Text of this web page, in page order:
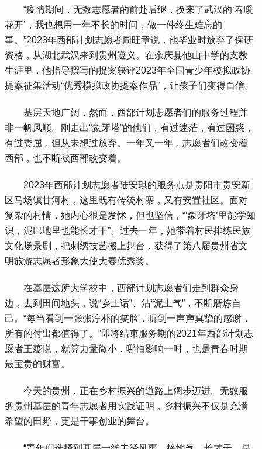
“疫情期间，无数志愿者的前赴后继，换来了武汉的‘春暖
花开’，我也想用一年不长的时间，做一件终生难忘的
事。”2023年西部计划志愿者周旺章说，他毕业时放弃了保研
资格，从湖北武汉来到贵州遵义。在余庆县他山中学的支教
生涯里，他指导撰写的提案获评2023年全国青少年模拟政协
提案征集活动“优秀模拟政协提案作品”，让孩子们变得自信。
基层天地广阔，然而，西部计划志愿者们的服务过程并
非一帆风顺。刚走出“象牙塔”的他们，有过迷茫，有过困惑，
有过委屈，但从未想过放弃。一年又一年，志愿者们改变着
西部，也不断被西部改变着。
2023年西部计划志愿者陆安琪的服务点是贵阳市贵安新
区马场镇甘河村，这里既有传统村寨，又有安置社区。面对
复杂的村情，她内心很是发怵，但也坚信，“‘象牙塔’里能学知
识，泥巴地里也能长才干”。过去一年，她带着村民排练民族
文化场景剧，把刺绣技艺搬上舞台，获得了第八届贵州省文
明旅游志愿者形象大使大赛优秀奖。
在基层这所大学校中，西部计划志愿者们走到群众身
边，去到田间地头，说“乡土话”、沾“泥土气”，不断磨炼自
己。“每当看到一张张淳朴的笑脸，听到一声声真挚的感谢，
所有的付出都值得了。”即将结束服务期的2021年西部计划志
愿者王薆说，就算力量微小，哪怕影响一时，也是青春时期
最宝贵的财富。
今天的贵州，正在乡村振兴的道路上阔步迈进。无数服
务贵州基层的青年志愿者用实践证明，乡村振兴不仅是充满
希望的田野，更是干事创业的舞台。